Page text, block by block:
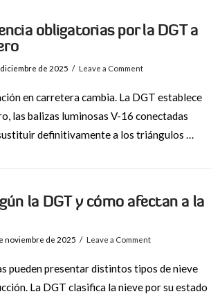
obligatorias por la DGT a
de 2025 Leave a Comment
en carretera cambia. La DGT establece
las balizas luminosas V-16 conectadas
definitivamente a los triángulos …
la DGT y cómo afectan a la
noviembre de 2025 Leave a Comment
pueden presentar distintos tipos de nieve
La DGT clasifica la nieve por su estado